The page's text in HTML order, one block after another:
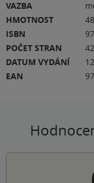
VAZBA
HMOTNOST
ISBN
POČET STRAN
DATUM VYDÁNÍ
EAN